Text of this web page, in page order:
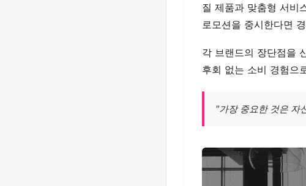
질 제품과 맞춤형 서비
로모션을 중시한다면
각 브랜드의 장단점을
후회 없는 소비 경험으
"가장 중요한 것은 자